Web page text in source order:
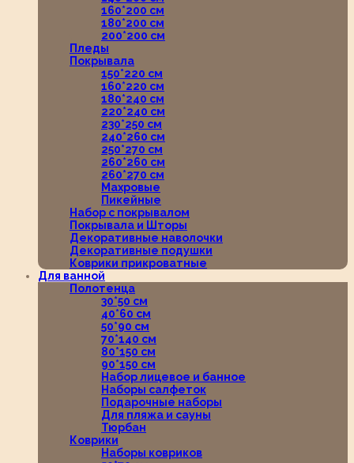
160*200 см
180*200 см
200*200 см
Пледы
Покрывала
150*220 см
160*220 см
180*240 см
220*240 см
230*250 см
240*260 см
250*270 см
260*260 см
260*270 см
Махровые
Пикейные
Набор с покрывалом
Покрывала и Шторы
Декоративные наволочки
Декоративные подушки
Коврики прикроватные
Для ванной
Полотенца
30*50 см
40*60 см
50*90 см
70*140 см
80*150 см
90*150 см
Набор лицевое и банное
Наборы салфеток
Подарочные наборы
Для пляжа и сауны
Тюрбан
Коврики
Наборы ковриков